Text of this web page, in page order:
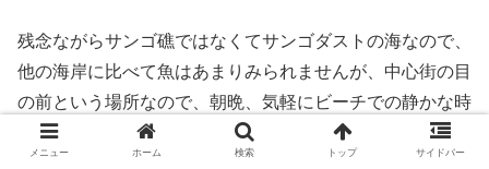
残念ながらサンゴ礁ではなくてサンゴダストの海なので、
他の海岸に比べて魚はあまりみられませんが、中心街の目
の前という場所なので、朝晩、気軽にビーチでの静かな時
間を過ごすことができます
メニュー ホーム 検索 トップ サイドバー